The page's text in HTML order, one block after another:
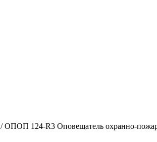
/ ОПОП 124-R3 Оповещатель охранно-